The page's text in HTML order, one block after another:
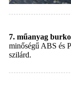
7. műanyag
minőségű ABS és
szilárd.